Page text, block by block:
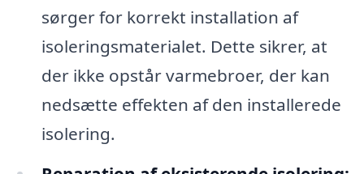
sørger for korrekt installation af
isoleringsmaterialet. Dette sikrer, at
der ikke opstår varmebroer, der kan
nedsætte effekten af den installerede
isolering.